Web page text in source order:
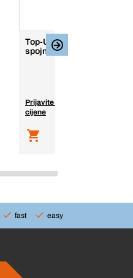
Top-UV drvo-drvo
spojnica
Prijavite se kako bi vidjeli
cijene
fast easy